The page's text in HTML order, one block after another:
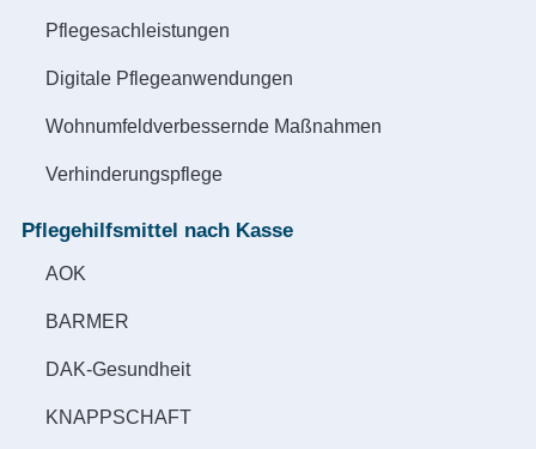
Pflegesachleistungen
Digitale Pflegeanwendungen
Wohnumfeldverbessernde Maßnahmen
Verhinderungspflege
Pflegehilfsmittel nach Kasse
AOK
BARMER
DAK-Gesundheit
KNAPPSCHAFT